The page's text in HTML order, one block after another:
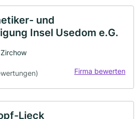
und
Insel Usedom e.G.
Firma bewerten
Lieck